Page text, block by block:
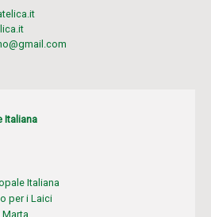
Italiana
Italiana
per i Laici